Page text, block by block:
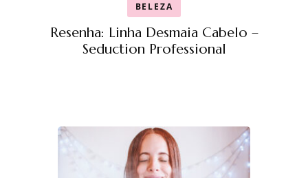
BELEZA
Resenha: Linha Desmaia Cabelo –
Seduction Professional